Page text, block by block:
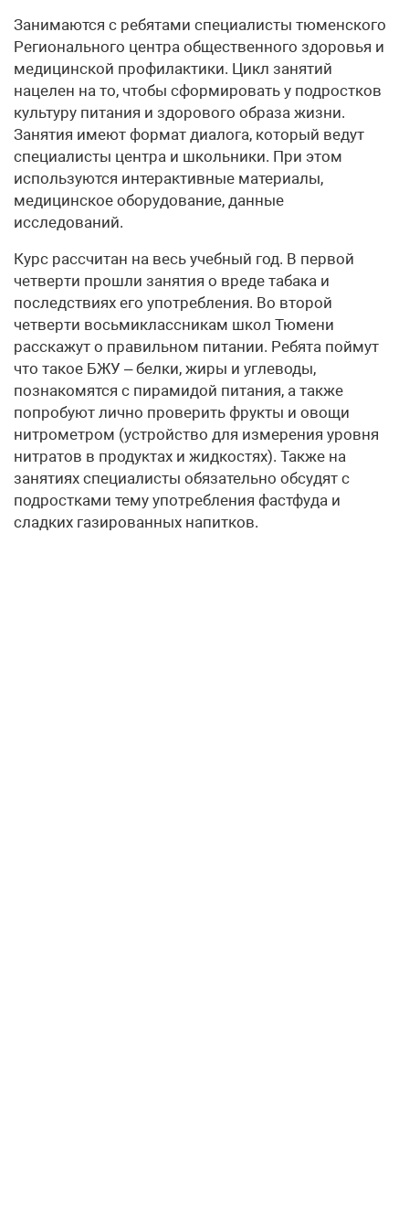
Занимаются с ребятами специалисты тюменского
Регионального центра общественного здоровья и
медицинской профилактики. Цикл занятий
нацелен на то, чтобы сформировать у подростков
культуру питания и здорового образа жизни.
Занятия имеют формат диалога, который ведут
специалисты центра и школьники. При этом
используются интерактивные материалы,
медицинское оборудование, данные
исследований.
Курс рассчитан на весь учебный год. В первой
четверти прошли занятия о вреде табака и
последствиях его употребления. Во второй
четверти восьмиклассникам школ Тюмени
расскажут о правильном питании. Ребята поймут
что такое БЖУ – белки, жиры и углеводы,
познакомятся с пирамидой питания, а также
попробуют лично проверить фрукты и овощи
нитрометром (устройство для измерения уровня
нитратов в продуктах и жидкостях). Также на
занятиях специалисты обязательно обсудят с
подростками тему употребления фастфуда и
сладких газированных напитков.